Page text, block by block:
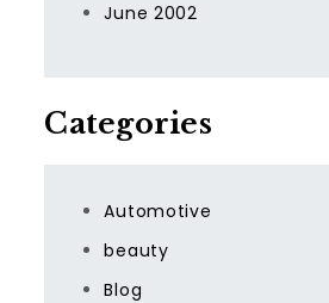
June 2002
Categories
Automotive
beauty
Blog